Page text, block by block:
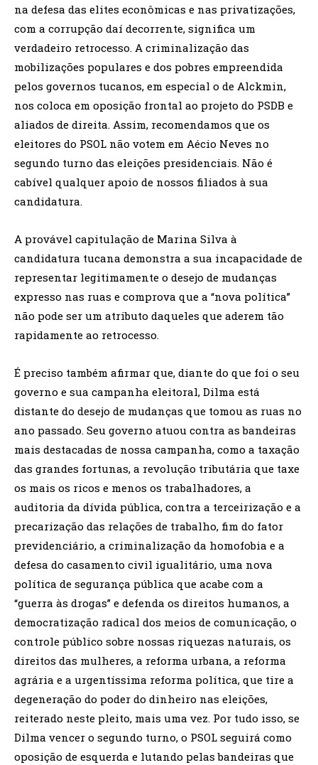
na defesa das elites econômicas e nas privatizações,
com a corrupção daí decorrente, significa um
verdadeiro retrocesso. A criminalização das
mobilizações populares e dos pobres empreendida
pelos governos tucanos, em especial o de Alckmin,
nos coloca em oposição frontal ao projeto do PSDB e
aliados de direita. Assim, recomendamos que os
eleitores do PSOL não votem em Aécio Neves no
segundo turno das eleições presidenciais. Não é
cabível qualquer apoio de nossos filiados à sua
candidatura.
A provável capitulação de Marina Silva à
candidatura tucana demonstra a sua incapacidade de
representar legitimamente o desejo de mudanças
expresso nas ruas e comprova que a “nova política”
não pode ser um atributo daqueles que aderem tão
rapidamente ao retrocesso.
É preciso também afirmar que, diante do que foi o seu
governo e sua campanha eleitoral, Dilma está
distante do desejo de mudanças que tomou as ruas no
ano passado. Seu governo atuou contra as bandeiras
mais destacadas de nossa campanha, como a taxação
das grandes fortunas, a revolução tributária que taxe
os mais os ricos e menos os trabalhadores, a
auditoria da dívida pública, contra a terceirização e a
precarização das relações de trabalho, fim do fator
previdenciário, a criminalização da homofobia e a
defesa do casamento civil igualitário, uma nova
política de segurança pública que acabe com a
“guerra às drogas” e defenda os direitos humanos, a
democratização radical dos meios de comunicação, o
controle público sobre nossas riquezas naturais, os
direitos das mulheres, a reforma urbana, a reforma
agrária e a urgentíssima reforma política, que tire a
degeneração do poder do dinheiro nas eleições,
reiterado neste pleito, mais uma vez. Por tudo isso, se
Dilma vencer o segundo turno, o PSOL seguirá como
oposição de esquerda e lutando pelas bandeiras que